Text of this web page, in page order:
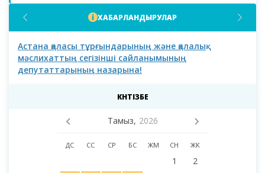
ХАБАРЛАНДЫРУЛАР
Астана қаласы тұрғындарының және қалалық
мәслихаттың сегізінші сайланымының
депутаттарының назарына!
КҮНТІЗБЕ
Тамыз, 2026
ДС СС СР БС ЖМ СН ЖК
1
2